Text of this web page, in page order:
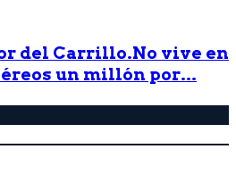
del Carrillo.No vive en
un millón por...